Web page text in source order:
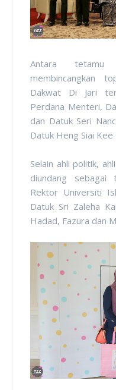
Antara tetamu
membincangkan
Dakwat Di Jari
Perdana Menteri,
dan Datuk Seri
Datuk Heng Siai Kee
Selain ahli politik,
diundang sebagai
Rektor Universiti
Datuk Sri Zaleha
Hadad, Fazura dan